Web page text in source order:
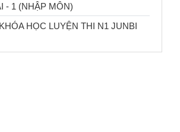
- 1 (NHẬP MÔN)
HỌC LUYỆN THI N1 JUNBI